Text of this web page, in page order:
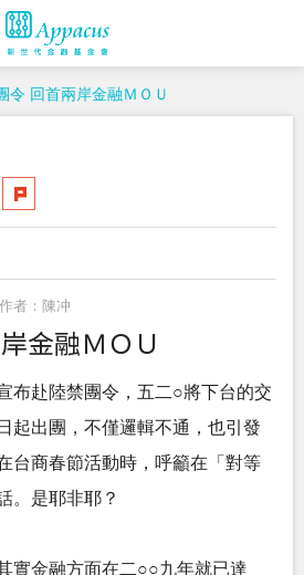
令 回首兩岸金融ＭＯＵ
作者：陳冲
金融ＭＯＵ
布赴陸禁團令，五二○將下台的交
起出團，不僅邏輯不通，也引發
台商春節活動時，呼籲在「對等
。是耶非耶？
實金融方面在二○○九年就已達